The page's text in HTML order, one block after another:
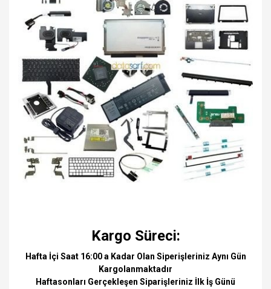
Kargo Süreci:
Hafta İçi Saat 16:00 a Kadar Olan Siperişleriniz Aynı Gün
Kargolanmaktadır
Haftasonları Gerçekleşen Siparişleriniz İlk İş Günü